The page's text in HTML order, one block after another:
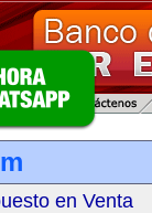
en Venta